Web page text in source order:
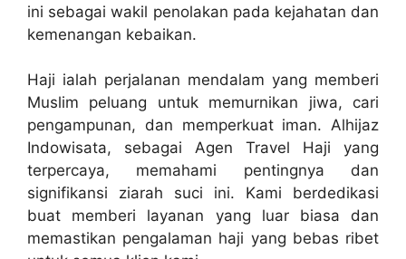
ini sebagai wakil penolakan pada kejahatan dan
kemenangan kebaikan.
Haji ialah perjalanan mendalam yang memberi
Muslim peluang untuk memurnikan jiwa, cari
pengampunan, dan memperkuat iman. Alhijaz
Indowisata, sebagai Agen Travel Haji yang
terpercaya, memahami pentingnya dan
signifikansi ziarah suci ini. Kami berdedikasi
buat memberi layanan yang luar biasa dan
memastikan pengalaman haji yang bebas ribet